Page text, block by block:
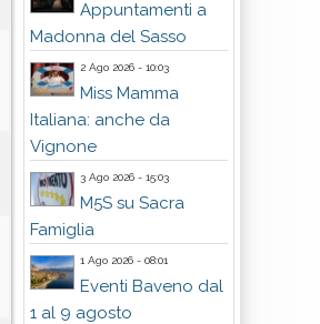
Appuntamenti a
Madonna del Sasso
2 Ago 2026 - 10:03
Miss Mamma
Italiana: anche da
Vignone
3 Ago 2026 - 15:03
M5S su Sacra
Famiglia
1 Ago 2026 - 08:01
Eventi Baveno dal
1 al 9 agosto